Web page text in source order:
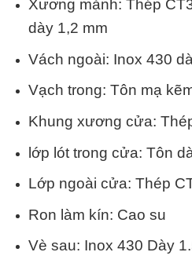
Xương mảnh: Thép
dày 1,2 mm
Vách ngoài: Inox 430
Vạch trong: Tôn mạ
Khung xương cửa:
lớp lót trong cửa: Tôn
Lớp ngoài cửa: Thép
Ron làm kín: Cao su
Vè sau: Inox 430 Dày